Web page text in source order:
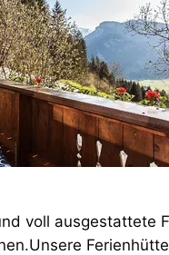
voll ausgestattete